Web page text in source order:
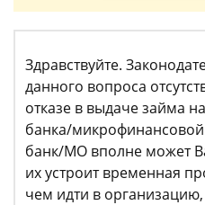
Здравствуйте.
данного вопроса
отказе в выдаче займа
банка/
банк/МО вполне может
их устроит временная
чем идти в